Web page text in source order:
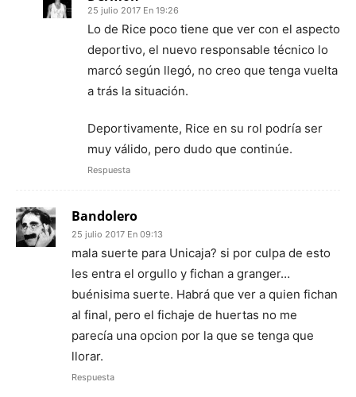
25 julio 2017 En 19:26
Lo de Rice poco tiene que ver con el aspecto
deportivo, el nuevo responsable técnico lo
marcó según llegó, no creo que tenga vuelta
a trás la situación.
Deportivamente, Rice en su rol podría ser
muy válido, pero dudo que continúe.
Respuesta
Bandolero
25 julio 2017 En 09:13
mala suerte para Unicaja? si por culpa de esto
les entra el orgullo y fichan a granger…
buénisima suerte. Habrá que ver a quien fichan
al final, pero el fichaje de huertas no me
parecía una opcion por la que se tenga que
llorar.
Respuesta